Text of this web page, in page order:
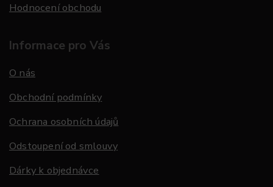
Hodnocení obchodu
Informace pro Vás
O nás
Obchodní podmínky
Ochrana osobních údajů
Odstoupení od smlouvy
Dárky k objednávce